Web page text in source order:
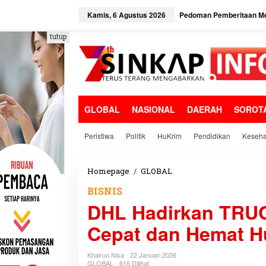
e
k
o
n
t
e
n
Kamis, 6 Agustus 2026 Pedoman Pemberitaan
GLOBAL NASIONAL DAERAH
Peristiwa Politik HuKrim Pendidikan
tutup
Homepage / GLOBAL
i
k
BISNIS
DHL Hadirkan
Cepat dan Hemat
Khairun Nisa
22 Januari 2026
GLOBAL
616 Dilihat